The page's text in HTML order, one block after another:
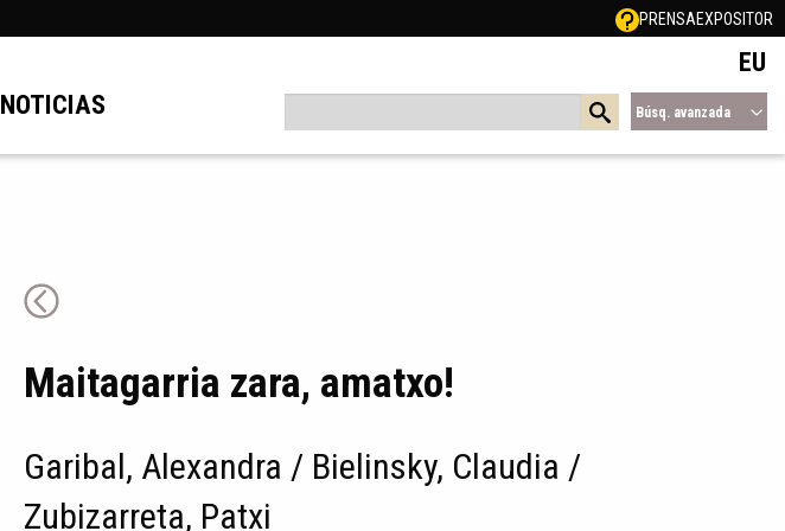
PRENSAEXPOSITOR
NOTICIAS
EU
Búsq. avanzada
Maitagarria zara, amatxo!
Garibal, Alexandra / Bielinsky, Claudia /
Zubizarreta, Patxi